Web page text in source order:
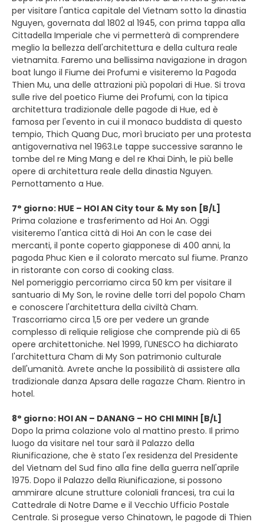
per visitare l'antica capitale del Vietnam sotto la dinastia
Nguyen, governata dal 1802 al 1945, con prima tappa alla
Cittadella Imperiale che vi permetterà di comprendere
meglio la bellezza dell'architettura e della cultura reale
vietnamita. Faremo una bellissima navigazione in dragon
boat lungo il Fiume dei Profumi e visiteremo la Pagoda
Thien Mu, una delle attrazioni più popolari di Hue. Si trova
sulle rive del poetico Fiume dei Profumi, con la tipica
architettura tradizionale delle pagode di Hue, ed è
famosa per l'evento in cui il monaco buddista di questo
tempio, Thich Quang Duc, morì bruciato per una protesta
antigovernativa nel 1963.Le tappe successive saranno le
tombe del re Ming Mang e del re Khai Dinh, le più belle
opere di architettura reale della dinastia Nguyen.
Pernottamento a Hue.
7° giorno: HUE – HOI AN City tour & My son [B/L]
Prima colazione e trasferimento ad Hoi An. Oggi
visiteremo l'antica città di Hoi An con le case dei
mercanti, il ponte coperto giapponese di 400 anni, la
pagoda Phuc Kien e il colorato mercato sul fiume. Pranzo
in ristorante con corso di cooking class.
Nel pomeriggio percorriamo circa 50 km per visitare il
santuario di My Son, le rovine delle torri del popolo Cham
e conoscere l'architettura della civiltà Cham.
Trascorriamo circa 1,5 ore per vedere un grande
complesso di reliquie religiose che comprende più di 65
opere architettoniche. Nel 1999, l'UNESCO ha dichiarato
l'architettura Cham di My Son patrimonio culturale
dell'umanità. Avrete anche la possibilità di assistere alla
tradizionale danza Apsara delle ragazze Cham. Rientro in
hotel.
8° giorno: HOI AN – DANANG – HO CHI MINH [B/L]
Dopo la prima colazione volo al mattino presto. Il primo
luogo da visitare nel tour sarà il Palazzo della
Riunificazione, che è stato l'ex residenza del Presidente
del Vietnam del Sud fino alla fine della guerra nell'aprile
1975. Dopo il Palazzo della Riunificazione, si possono
ammirare alcune strutture coloniali francesi, tra cui la
Cattedrale di Notre Dame e il Vecchio Ufficio Postale
Centrale. Si prosegue verso Chinatown, le pagode di Thien